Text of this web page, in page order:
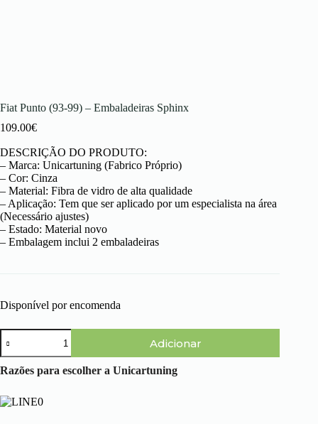
Fiat Punto (93-99) – Embaladeiras Sphinx
109.00€
DESCRIÇÃO DO PRODUTO:
– Marca: Unicartuning (Fabrico Próprio)
– Cor: Cinza
– Material: Fibra de vidro de alta qualidade
– Aplicação: Tem que ser aplicado por um especialista na área
(Necessário ajustes)
– Estado: Material novo
– Embalagem inclui 2 embaladeiras
Disponível por encomenda
Quantidade
de
Fiat
Punto
99)
-
Adicionar
Razões para escolher a Unicartuning